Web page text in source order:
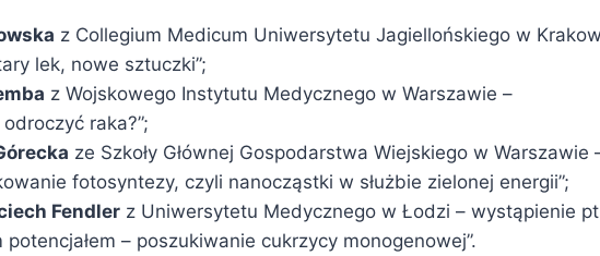
z Collegium Medicum Uniwersytetu Jagiellońskiego w
lek, nowe sztuczki”;
z Wojskowego Instytutu Medycznego w Warszawie –
raka?”;
ze Szkoły Głównej Gospodarstwa Wiejskiego w Warszawie
fotosyntezy, czyli nanocząstki w służbie zielonej energii”;
Fendler z Uniwersytetu Medycznego w Łodzi – wystąpienie
potencjałem – poszukiwanie cukrzycy monogenowej”.